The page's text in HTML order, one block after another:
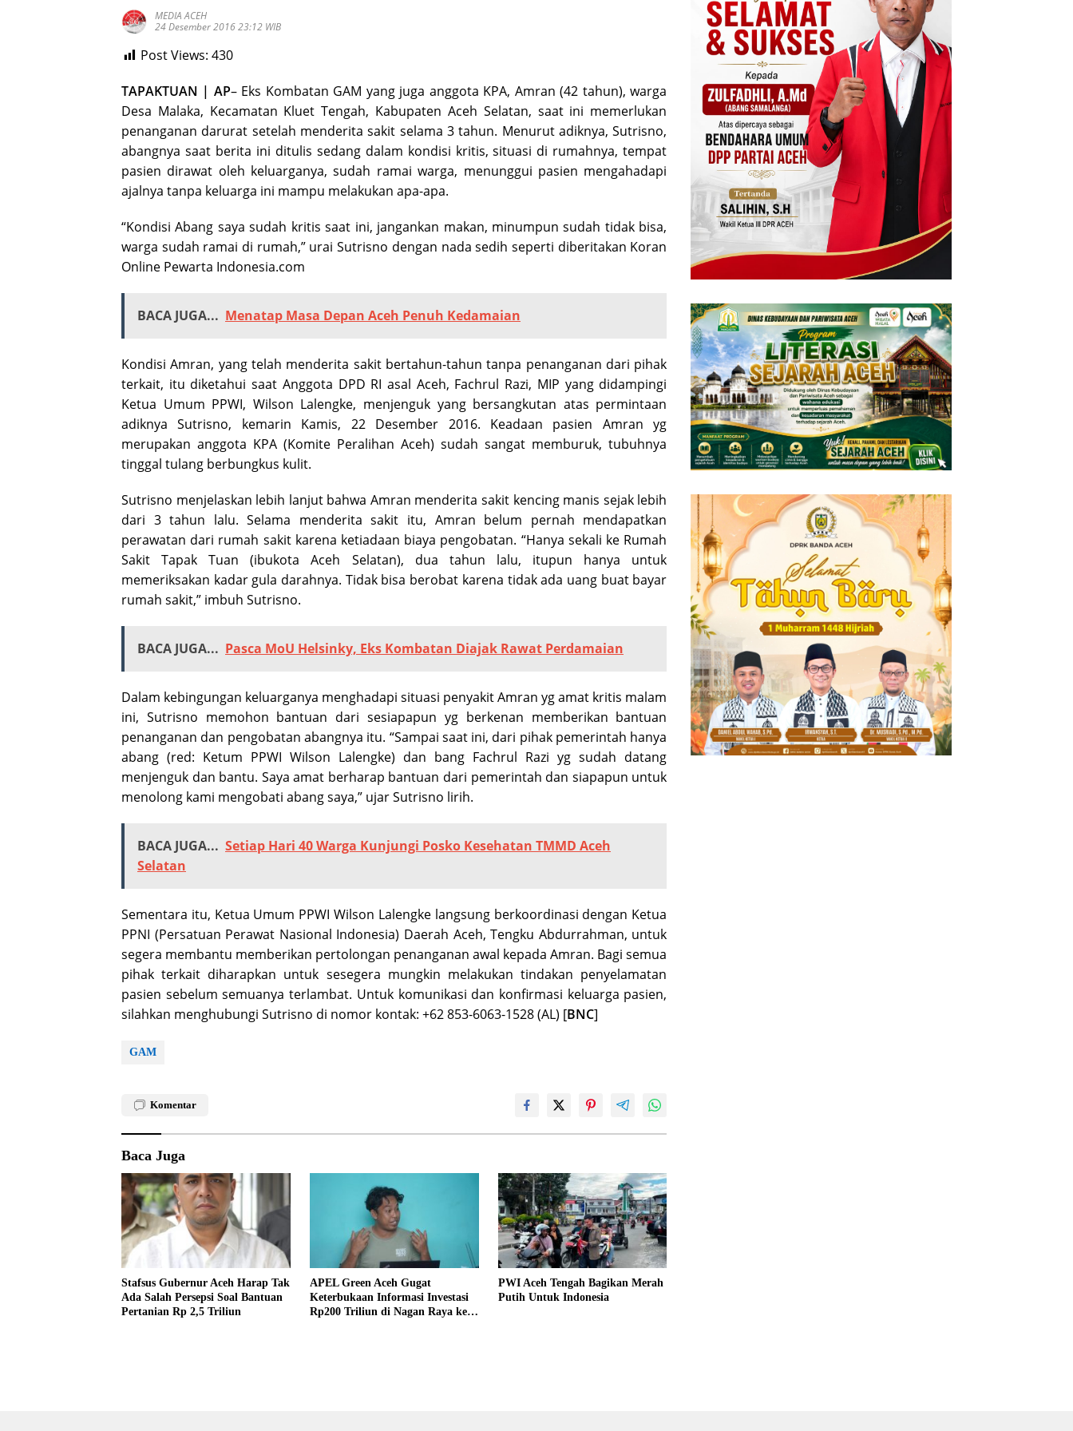
MEDIA ACEH
24 Desember 2016 23:12 WIB
Post Views: 430
TAPAKTUAN | AP– Eks Kombatan GAM yang juga anggota KPA, Amran (42 tahun), warga
Desa Malaka, Kecamatan Kluet Tengah, Kabupaten Aceh Selatan, saat ini memerlukan
penanganan darurat setelah menderita sakit selama 3 tahun. Menurut adiknya, Sutrisno,
abangnya saat berita ini ditulis sedang dalam kondisi kritis, situasi di rumahnya, tempat
pasien dirawat oleh keluarganya, sudah ramai warga, menunggui pasien mengahadapi
ajalnya tanpa keluarga ini mampu melakukan apa-apa.
“Kondisi Abang saya sudah kritis saat ini, jangankan makan, minumpun sudah tidak bisa,
warga sudah ramai di rumah,” urai Sutrisno dengan nada sedih seperti diberitakan Koran
Online Pewarta Indonesia.com
BACA JUGA... Menatap Masa Depan Aceh Penuh Kedamaian
Kondisi Amran, yang telah menderita sakit bertahun-tahun tanpa penanganan dari pihak
terkait, itu diketahui saat Anggota DPD RI asal Aceh, Fachrul Razi, MIP yang didampingi
Ketua Umum PPWI, Wilson Lalengke, menjenguk yang bersangkutan atas permintaan
adiknya Sutrisno, kemarin Kamis, 22 Desember 2016. Keadaan pasien Amran yg
merupakan anggota KPA (Komite Peralihan Aceh) sudah sangat memburuk, tubuhnya
tinggal tulang berbungkus kulit.
Sutrisno menjelaskan lebih lanjut bahwa Amran menderita sakit kencing manis sejak lebih
dari 3 tahun lalu. Selama menderita sakit itu, Amran belum pernah mendapatkan
perawatan dari rumah sakit karena ketiadaan biaya pengobatan. “Hanya sekali ke Rumah
Sakit Tapak Tuan (ibukota Aceh Selatan), dua tahun lalu, itupun hanya untuk
memeriksakan kadar gula darahnya. Tidak bisa berobat karena tidak ada uang buat bayar
rumah sakit,” imbuh Sutrisno.
BACA JUGA... Pasca MoU Helsinky, Eks Kombatan Diajak Rawat Perdamaian
Dalam kebingungan keluarganya menghadapi situasi penyakit Amran yg amat kritis malam
ini, Sutrisno memohon bantuan dari sesiapapun yg berkenan memberikan bantuan
penanganan dan pengobatan abangnya itu. “Sampai saat ini, dari pihak pemerintah hanya
abang (red: Ketum PPWI Wilson Lalengke) dan bang Fachrul Razi yg sudah datang
menjenguk dan bantu. Saya amat berharap bantuan dari pemerintah dan siapapun untuk
menolong kami mengobati abang saya,” ujar Sutrisno lirih.
BACA JUGA... Setiap Hari 40 Warga Kunjungi Posko Kesehatan TMMD Aceh
Selatan
Sementara itu, Ketua Umum PPWI Wilson Lalengke langsung berkoordinasi dengan Ketua
PPNI (Persatuan Perawat Nasional Indonesia) Daerah Aceh, Tengku Abdurrahman, untuk
segera membantu memberikan pertolongan penanganan awal kepada Amran. Bagi semua
pihak terkait diharapkan untuk sesegera mungkin melakukan tindakan penyelamatan
pasien sebelum semuanya terlambat. Untuk komunikasi dan konfirmasi keluarga pasien,
silahkan menghubungi Sutrisno di nomor kontak: +62 853-6063-1528 (AL) [BNC]
GAM
Komentar
Baca Juga
Stafsus Gubernur Aceh Harap Tak
Ada Salah Persepsi Soal Bantuan
Pertanian Rp 2,5 Triliun
APEL Green Aceh Gugat
Keterbukaan Informasi Investasi
Rp200 Triliun di Nagan Raya ke
PWI Aceh Tengah Bagikan Merah
Putih Untuk Indonesia